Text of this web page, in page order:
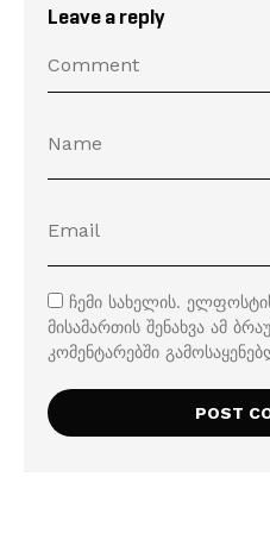
Leave a reply
ჩემი სახელის.
მისამართის შენახვა ამ
კომენტარებში